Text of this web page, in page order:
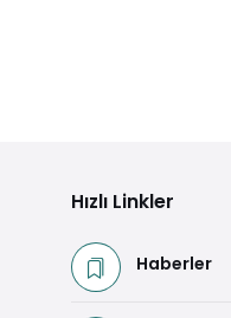
Hızlı Linkler
Haberler